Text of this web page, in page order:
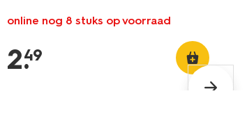
online nog 8 stuks op voorraad
2.
49